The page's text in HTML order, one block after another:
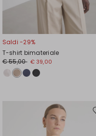
Saldi -29%
T-shirt bimateriale
€ 55,00 € 39,00